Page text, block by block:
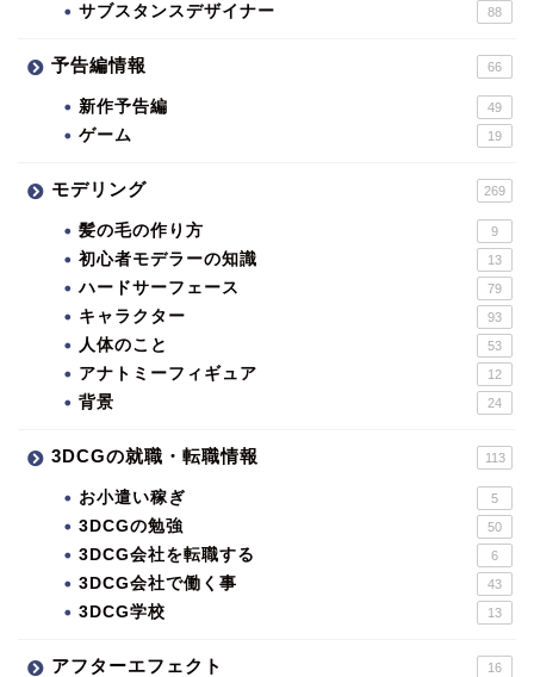
サブスタンスデザイナー 88
予告編情報 66
新作予告編 49
ゲーム 19
モデリング 269
髪の毛の作り方 9
初心者モデラーの知識 13
ハードサーフェース 79
キャラクター 93
人体のこと 53
アナトミーフィギュア 12
背景 24
3DCGの就職・転職情報 113
お小遣い稼ぎ 5
3DCGの勉強 50
3DCG会社を転職する 6
3DCG会社で働く事 43
3DCG学校 13
アフターエフェクト 16